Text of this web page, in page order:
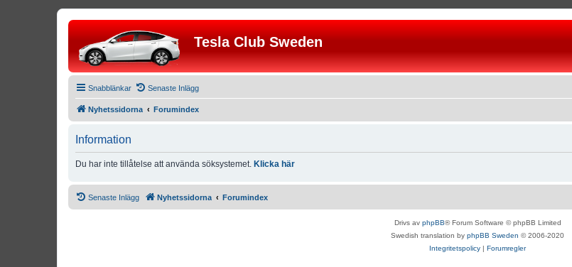
Tesla Club Sweden
Snabblänkar Senaste Inlägg
Nyhetssidorna Forumindex
Information
Du har inte tillåtelse att använda söksystemet. Klicka här
Senaste Inlägg Nyhetssidorna Forumindex
Drivs av phpBB® Forum Software © phpBB Limited
Swedish translation by phpBB Sweden © 2006-2020
Integritetspolicy | Forumregler